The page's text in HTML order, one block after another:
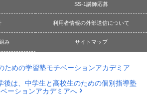
SS-1講師応募
利用者情報の外部送信について
み サイトマップ
後は、中学生と高校生のための個別指導塾
ーションアカデミアへ